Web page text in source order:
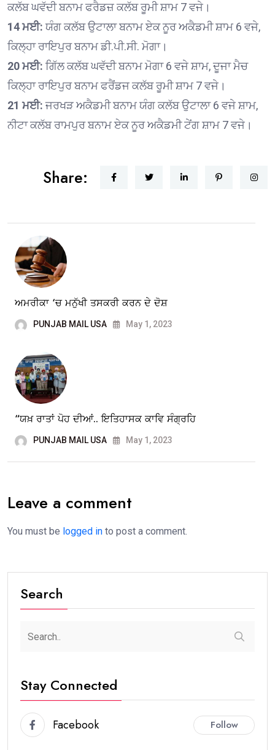
ਕਲੱਬ ਘਵੱਦੀ ਬਨਾਮ ਫਰੈਡਜ਼ ਕਲੱਬ ਰੂਮੀ ਸ਼ਾਮ 7 ਵਜੇ।
14 ਮਈ: ਯੰਗ ਕਲੱਬ ਉਟਾਲਾ ਬਨਾਮ ਏਕ ਨੂਰ ਅਕੈਡਮੀ ਸ਼ਾਮ 6 ਵਜੇ,
ਕਿਲ੍ਹਾ ਰਾਇਪੁਰ ਬਨਾਮ ਡੀ.ਪੀ.ਸੀ. ਮੋਗਾ।
20 ਮਈ: ਗਿੱਲ ਕਲੱਬ ਘਵੱਦੀ ਬਨਾਮ ਮੋਗਾ 6 ਵਜੇ ਸ਼ਾਮ, ਦੂਜਾ ਮੈਚ
ਕਿਲ੍ਹਾ ਰਾਇਪੁਰ ਬਨਾਮ ਫਰੈਂਡਜ ਕਲੱਬ ਰੂਮੀ ਸ਼ਾਮ 7 ਵਜੇ।
21 ਮਈ: ਜਰਖੜ ਅਕੈਡਮੀ ਬਨਾਮ ਯੰਗ ਕਲੱਬ ਉਟਾਲਾ 6 ਵਜੇ ਸ਼ਾਮ,
ਨੀਟਾ ਕਲੱਬ ਰਾਮਪੁਰ ਬਨਾਮ ਏਕ ਨੂਰ ਅਕੈਡਮੀ ਟੇਂਗ ਸ਼ਾਮ 7 ਵਜੇ।
Share:
ਅਮਰੀਕਾ ‘ਚ ਮਨੁੱਖੀ ਤਸਕਰੀ ਕਰਨ ਦੇ ਦੋਸ਼
PUNJAB MAIL USA May 1, 2023
“ਯਖ਼ ਰਾਤਾਂ ਪੋਹ ਦੀਆਂ.. ਇਤਿਹਾਸਕ ਕਾਵਿ ਸੰਗ੍ਰਹਿ
PUNJAB MAIL USA May 1, 2023
Leave a comment
You must be logged in to post a comment.
Search
Stay Connected
Facebook Follow